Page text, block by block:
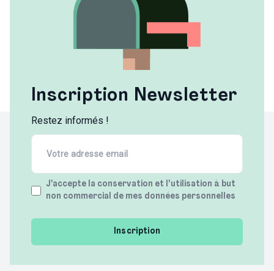
Inscription Newsletter
Restez informés !
Email
(Required)
Terms
(Required)
J’accepte la conservation et l’utilisation à but
non commercial de mes données personnelles